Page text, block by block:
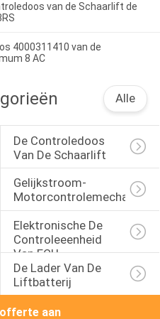
van de Schaarlift de
4000311410 van de
8 AC
Alle
De Controledoos
Van De Schaarlift
Gelijkstroom-
Motorcontrolemechanisme
Elektronische De
Controleeenheid
Van ECU
De Lader Van De
Liftbatterij
aan